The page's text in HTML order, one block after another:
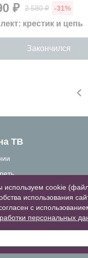
₽ 2 580 ₽ -31%
крестик и цепь
Закончился
ТВ
связи
информация
используем cookie
использования
с
персональных